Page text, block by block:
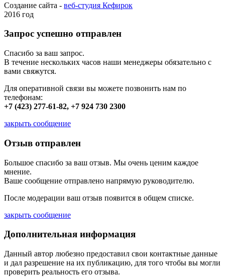
Создание сайта - веб-студия Кефирок
2016 год
Запрос успешно отправлен
Спасибо за ваш запрос.
В течение нескольких часов наши менеджеры обязательно с
вами свяжутся.
Для оперативной связи вы можете позвонить нам по
телефонам:
+7 (423) 277-61-82, +7 924 730 2300
закрыть сообщение
Отзыв отправлен
Большое спасибо за ваш отзыв. Мы очень ценим каждое
мнение.
Ваше сообщение отправлено напрямую руководителю.
После модерации ваш отзыв появится в общем списке.
закрыть сообщение
Дополнительная информация
Данный автор любезно предоставил свои контактные данные
и дал разрешение на их публикацию, для того чтобы вы могли
проверить реальность его отзыва.